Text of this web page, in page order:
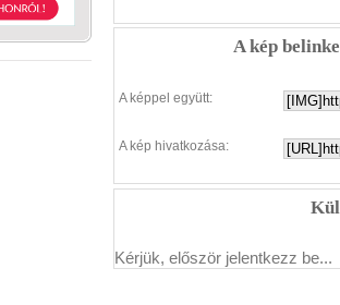
A kép
A képpel együtt:
A kép hivatkozása:
Kérjük, először jelentkezz be...